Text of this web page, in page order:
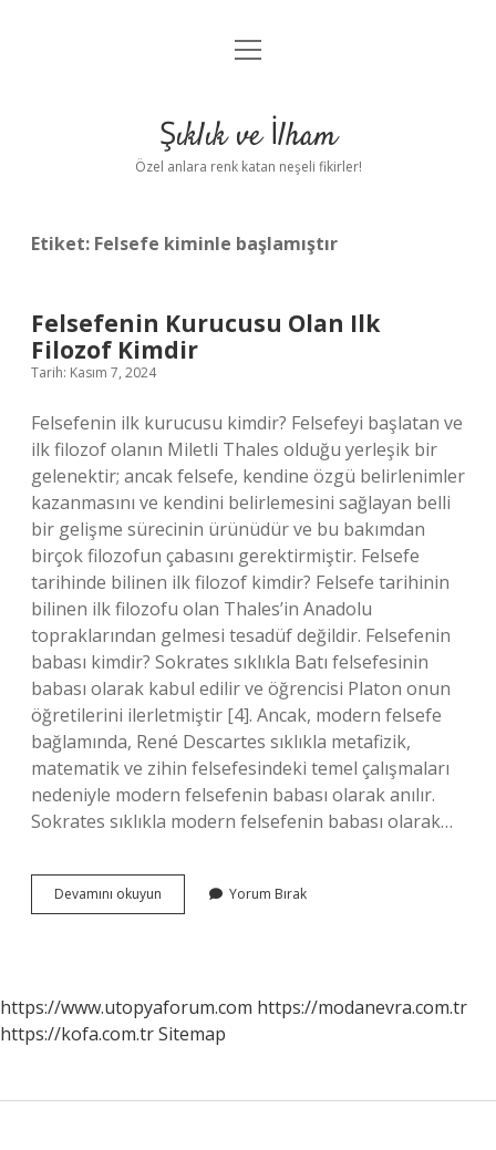
Anasayfa
Yasal Uyarı
menüyü
Şıklık ve İlham
Özel anlara renk katan neşeli fikirler!
Etiket: Felsefe kiminle başlamıştır
Felsefenin Kurucusu Olan Ilk
Filozof Kimdir
Tarih: Kasım 7, 2024
Felsefenin ilk kurucusu kimdir? Felsefeyi başlatan ve
ilk filozof olanın Miletli Thales olduğu yerleşik bir
gelenektir; ancak felsefe, kendine özgü belirlenimler
kazanmasını ve kendini belirlemesini sağlayan belli
bir gelişme sürecinin ürünüdür ve bu bakımdan
birçok filozofun çabasını gerektirmiştir. Felsefe
tarihinde bilinen ilk filozof kimdir? Felsefe tarihinin
bilinen ilk filozofu olan Thales’in Anadolu
topraklarından gelmesi tesadüf değildir. Felsefenin
babası kimdir? Sokrates sıklıkla Batı felsefesinin
babası olarak kabul edilir ve öğrencisi Platon onun
öğretilerini ilerletmiştir [4]. Ancak, modern felsefe
bağlamında, René Descartes sıklıkla metafizik,
matematik ve zihin felsefesindeki temel çalışmaları
nedeniyle modern felsefenin babası olarak anılır.
Sokrates sıklıkla modern felsefenin babası olarak…
Devamını okuyun Felsefenin
Kurucusu
Yorum Bırak
https://www.utopyaforum.com https://modanevra.com.tr
https://kofa.com.trSitemap